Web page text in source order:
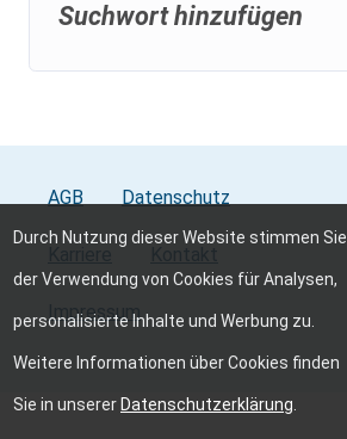
Suchwort hinzufügen
AGB Datenschutz
Impressum
Durch Nutzung dieser Website stimmen Sie
der Verwendung von Cookies für Analysen,
personalisierte Inhalte und Werbung zu.
Weitere Informationen über Cookies finden
Sie in unserer Datenschutzerklärung